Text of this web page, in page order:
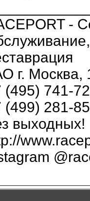
-
г. Москва,
(495) 741-
(499) 281-
выходных!